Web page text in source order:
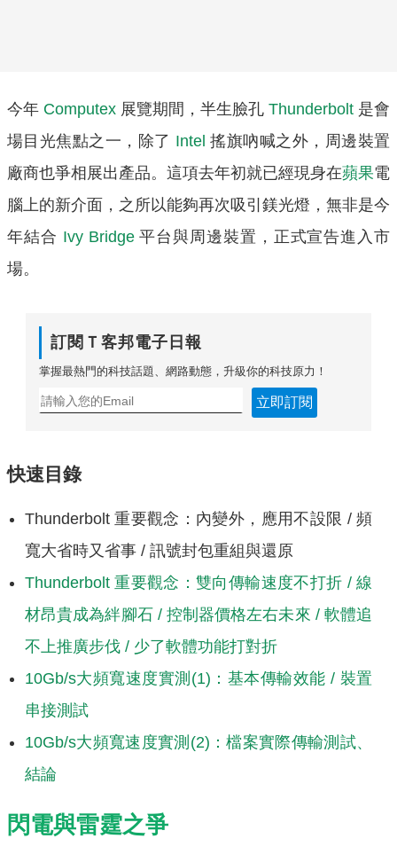
今年 Computex 展覽期間，半生臉孔 Thunderbolt 是會
場目光焦點之一，除了 Intel 搖旗吶喊之外，周邊裝置
廠商也爭相展出產品。這項去年初就已經現身在蘋果電
腦上的新介面，之所以能夠再次吸引鎂光燈，無非是今
年結合 Ivy Bridge平台與周邊裝置，正式宣告進入市
場。
訂閱Ｔ客邦電子日報
掌握最熱門的科技話題、網路動態，升級你的科技原力！
立即訂閱
快速目錄
Thunderbolt 重要觀念：內變外，應用不設限 / 頻
寬大省時又省事 / 訊號封包重組與還原
Thunderbolt 重要觀念：雙向傳輸速度不打折 / 線
材昂貴成為絆腳石 / 控制器價格左右未來 / 軟體追
不上推廣步伐 / 少了軟體功能打對折
10Gb/s大頻寬速度實測(1)：基本傳輸效能 / 裝置
串接測試
10Gb/s大頻寬速度實測(2)：檔案實際傳輸測試、
結論
閃電與雷霆之爭